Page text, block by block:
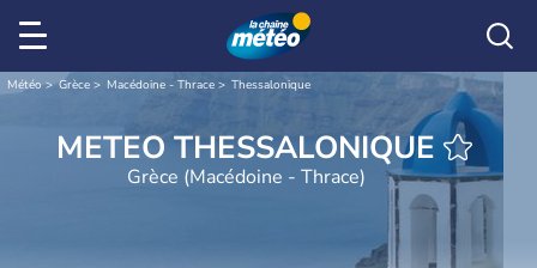
Météo Grèce Macédoine - Thrace Thessalonique
METEO THESSALONIQUE
Grèce (Macédoine - Thrace)